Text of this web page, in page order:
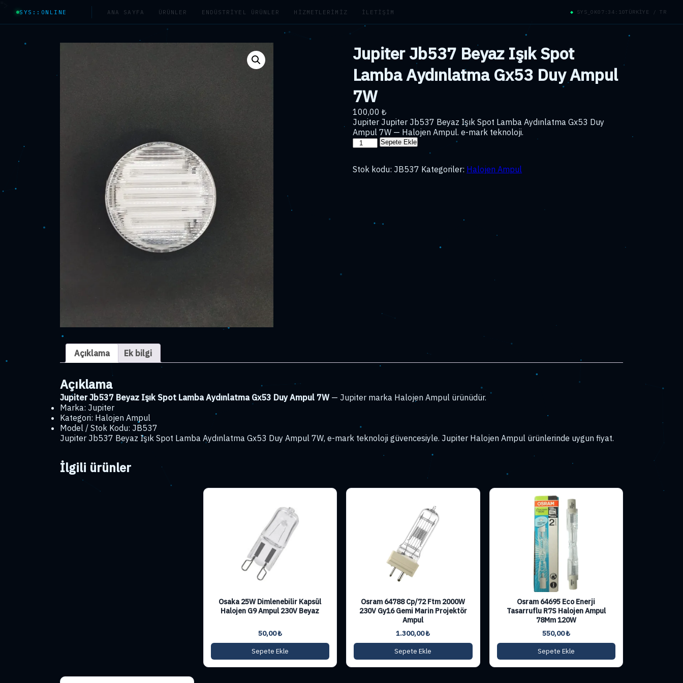
SYS::ONLINE ANA SAYFA ÜRÜNLER ENDÜSTRIYEL ÜRÜNLER HIZMETLERIMIZ İLETIŞIM ◆ SYS_OK07:34:11TÜRKİYE / TR
Jupiter Jb537 Beyaz Işık Spot
Lamba Aydınlatma Gx53 Duy Ampul
7W
100,00₺
Jupiter Jupiter Jb537 Beyaz Işık Spot Lamba Aydınlatma Gx53 Duy
Ampul 7W — Halojen Ampul. e-mark teknoloji.
Jupiter
Işık
Sepete Ekle
Stok kodu: JB537 Kategoriler: Halojen Ampul
Açıklama Ek bilgi
Açıklama
Jupiter Jb537 Beyaz Işık Spot Lamba Aydınlatma Gx53 Duy Ampul 7W — Jupiter marka Halojen Ampul ürünüdür.
Marka: Jupiter
Kategori: Halojen Ampul
Model / Stok Kodu: JB537
Jupiter Jb537 Beyaz Işık Spot Lamba Aydınlatma Gx53 Duy Ampul 7W, e-mark teknoloji güvencesiyle. Jupiter Halojen Ampul ürünlerinde uygun fiyat.
İlgili ürünler
Osaka 25W Dimlenebilir Kapsül
Halojen G9 Ampul 230V Beyaz
50,00₺
Sepete Ekle
Osram 64788 Cp/72 Ftm 2000W
230V Gy16 Gemi Marin Projektör
Ampul
1.300,00₺
Sepete Ekle
Osram 64695 Eco Enerji
Tasarruflu R7S Halojen Ampul
78Mm 120W
550,00₺
Sepete Ekle